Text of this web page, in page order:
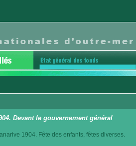
Devant le gouvernement général
1904. Fête des enfants, fêtes diverses.